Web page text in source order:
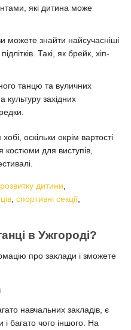
які дитина може
можете знайти найсучасніші
Такі, як брейк, хіп-
танцю та вуличних
культуру західних
оскільки окрім вартості
для виступів,
дитини
спортивні секції
в Ужгороді?
про заклади і зможете
навчальних закладів, є
і багато чого іншого. На